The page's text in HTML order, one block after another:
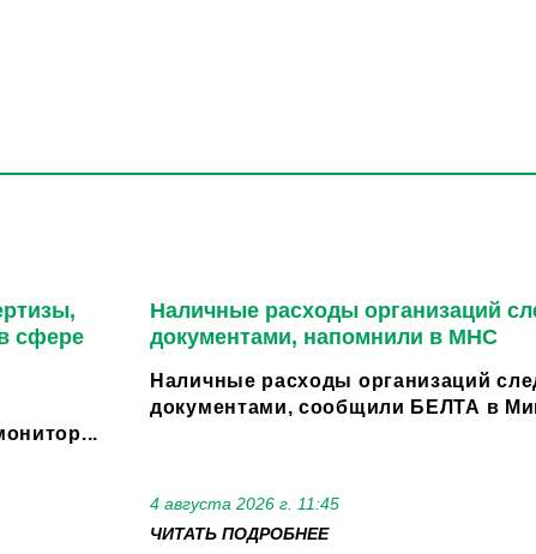
сфере
Наличные расходы организаций
документами, напомнили в МНС
Наличные расходы организаций
документами, сообщили БЕЛТА в
4 августа 2026 г. 11:45
ЧИТАТЬ ПОДРОБНЕЕ